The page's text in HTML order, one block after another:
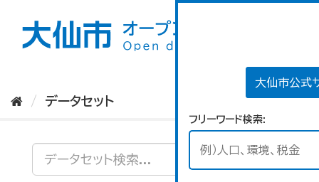
大仙市公式
フリーワード検索
データセット